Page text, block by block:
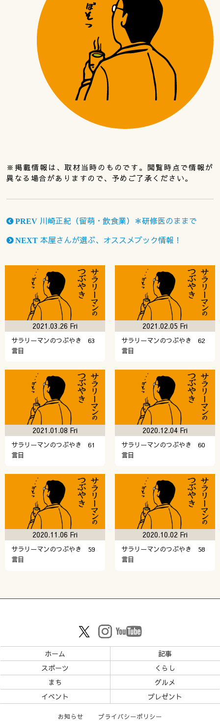
※掲載情報は、取材当時のものです。閲覧時点で情報が
異なる場合がありますので、予めご了承ください。
PREV 川崎正紀（留萌・飲食業）＊研修医のままで
NEXT 本屋さんが選ぶ、オススメブック情報！
サラリーマンのつぶやき 63
言目
2021.03.26 Fri
サラリーマンのつぶやき 62
言目
2021.02.05 Fri
サラリーマンのつぶやき 61
言目
2021.01.08 Fri
サラリーマンのつぶやき 60
言目
2020.12.04 Fri
サラリーマンのつぶやき 59
言目
2020.11.06 Fri
サラリーマンのつぶやき 58
言目
2020.10.02 Fri
ホーム
記事
スポーツ
くらし
まち
グルメ
イベント
プレゼント
お知らせ プライバシーポリシー